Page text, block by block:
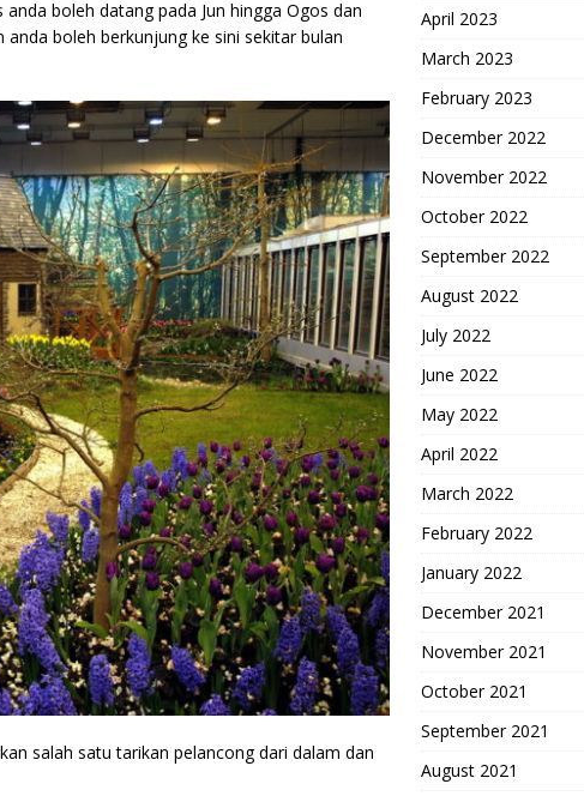
boleh datang pada Jun hingga Ogos dan
boleh berkunjung ke sini sekitar bulan
salah satu tarikan pelancong dari dalam dan
April 2023
March 2023
February 2023
December 2022
November 2022
October 2022
September 2022
August 2022
July 2022
June 2022
May 2022
April 2022
March 2022
February 2022
January 2022
December 2021
November 2021
October 2021
September 2021
August 2021